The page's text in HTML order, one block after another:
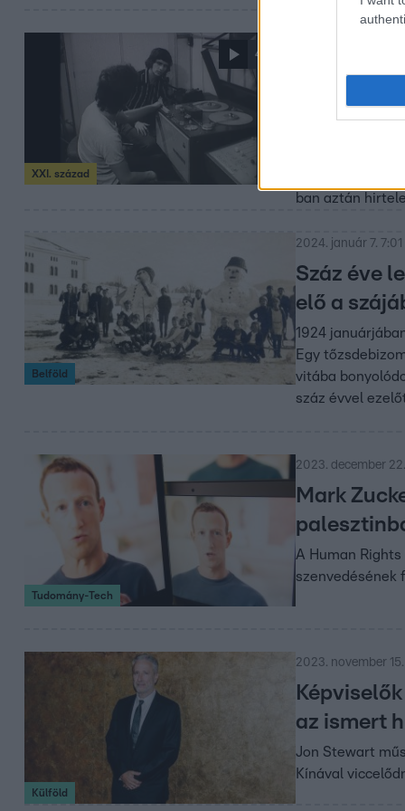
4:31
XXI. század
„Hirtelen
Negyven éve
Havas Henrik,
ban aztán
Belföld
2024. január 7. 7:01
Száz éve
elő a
1924
Egy
vitába
száz évvel
Tudomány-Tech
2023. december
Mark
A Human
szenvedésének
Külföld
2023. november 15.
az ismert
Jon Stewart
Kínával